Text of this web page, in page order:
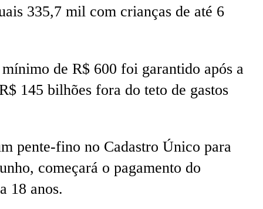
335,7 mil com crianças de até 6
de R$ 600 foi garantido após a
145 bilhões fora do teto de gastos
pente-fino no Cadastro Único para
começará o pagamento do
18 anos.